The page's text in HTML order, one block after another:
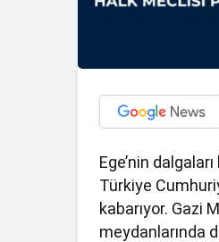
Ege’nin
Türkiye
kabarıyor. Gazi
meydanlarında